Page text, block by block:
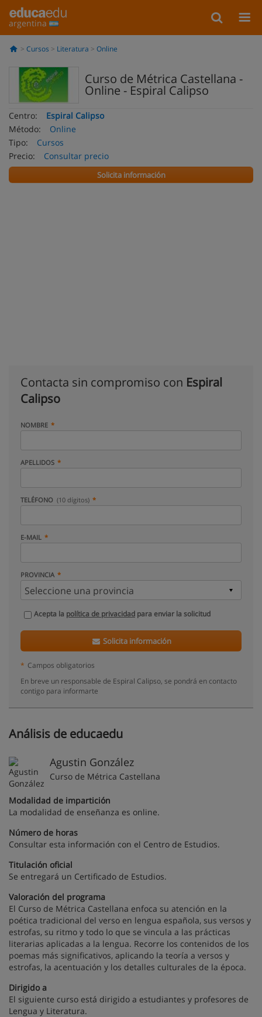
argentina
Cursos Literatura Online
Curso de Métrica Castellana -
Online - Espiral Calipso
Centro:
Espiral Calipso
Método:
Online
Tipo:
Cursos
Precio:
Consultar precio
Solicita información
Contacta sin compromiso con Espiral
Calipso
NOMBRE
APELLIDOS
TELÉFONO (10 dígitos)
E-MAIL
PROVINCIA
Acepta la política de privacidad para enviar la solicitud
Solicita información
* Campos obligatorios
En breve un responsable de Espiral Calipso, se pondrá en contacto
contigo para informarte
Análisis de educaedu
Agustin González
Curso de Métrica Castellana
Modalidad de impartición
La modalidad de enseñanza es online.
Número de horas
Consultar esta información con el Centro de Estudios.
Titulación oficial
Se entregará un Certificado de Estudios.
Valoración del programa
El Curso de Métrica Castellana enfoca su atención en la
poética tradicional del verso en lengua española, sus versos y
estrofas, su ritmo y todo lo que se vincula a las prácticas
literarias aplicadas a la lengua. Recorre los contenidos de los
poemas más significativos, aplicando la teoría a versos y
estrofas, la acentuación y los detalles culturales de la época.
Dirigido a
El siguiente curso está dirigido a estudiantes y profesores de
Lengua y Literatura.